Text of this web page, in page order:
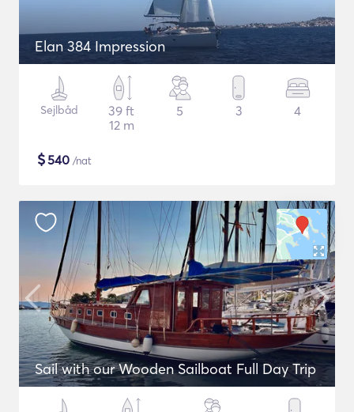
Elan 384 Impression
Sejlbåd
39 ft
12 m
5 3 4
$540 /nat
Sail with our Wooden Sailboat Full Day Trip